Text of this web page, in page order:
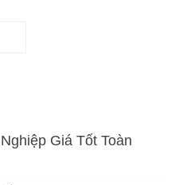
Giá Tốt Toàn